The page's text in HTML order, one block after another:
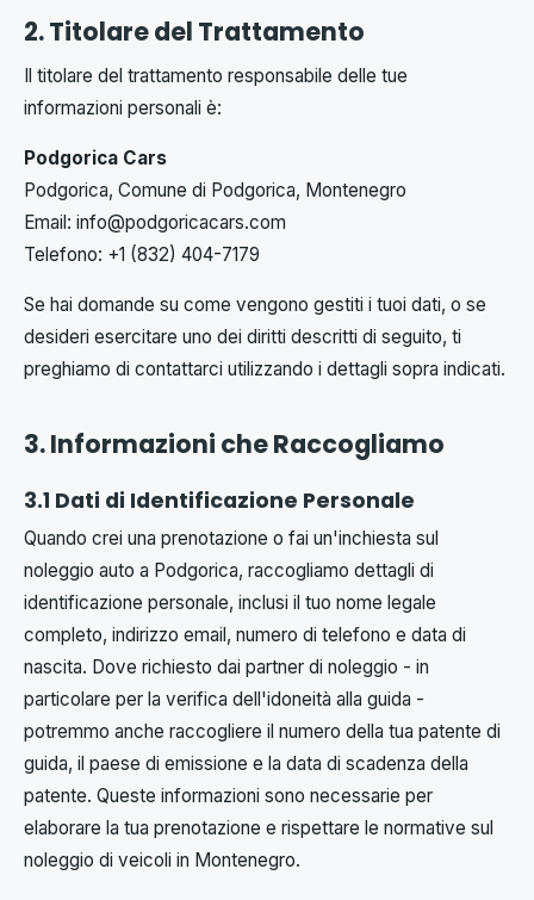
2. Titolare del Trattamento
Il titolare del trattamento responsabile delle tue
informazioni personali è:
Podgorica Cars
Podgorica, Comune di Podgorica, Montenegro
Email: info@podgoricacars.com
Telefono: +1 (832) 404-7179
Se hai domande su come vengono gestiti i tuoi dati, o se
desideri esercitare uno dei diritti descritti di seguito, ti
preghiamo di contattarci utilizzando i dettagli sopra indicati.
3. Informazioni che Raccogliamo
3.1 Dati di Identificazione Personale
Quando crei una prenotazione o fai un'inchiesta sul
noleggio auto a Podgorica, raccogliamo dettagli di
identificazione personale, inclusi il tuo nome legale
completo, indirizzo email, numero di telefono e data di
nascita. Dove richiesto dai partner di noleggio - in
particolare per la verifica dell'idoneità alla guida -
potremmo anche raccogliere il numero della tua patente di
guida, il paese di emissione e la data di scadenza della
patente. Queste informazioni sono necessarie per
elaborare la tua prenotazione e rispettare le normative sul
noleggio di veicoli in Montenegro.